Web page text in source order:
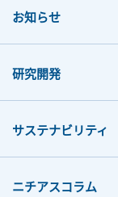
お知らせ
研究開発
サステナビリティ
ニチアスコラム